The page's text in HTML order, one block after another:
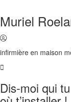
Muriel
infirmière en maison
Dis-moi qui